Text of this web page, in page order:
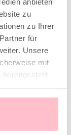
zu
zu Ihrer
für
Unsere
mit
bereitgestellt
M